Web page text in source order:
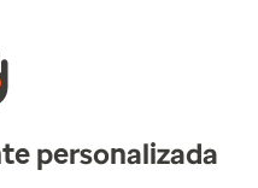
personalizada